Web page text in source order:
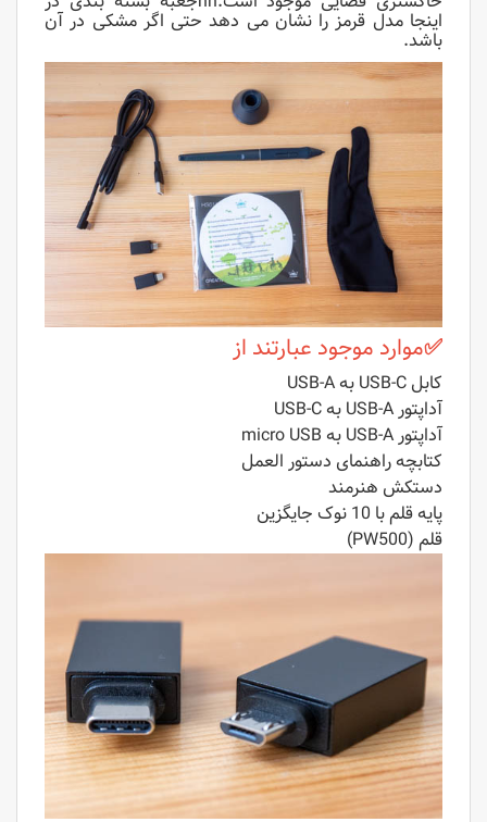
اینجا مدل قرمز را نشان می دهد حتی اگر مشکی در آن
باشد.
✅موارد موجود عبارتند از
کابل USB-C به USB-A
آداپتور USB-A به USB-C
آداپتور USB-A به micro USB
کتابچه راهنمای دستور العمل
دستکش هنرمند
پایه قلم با 10 نوک جایگزین
قلم (PW500)